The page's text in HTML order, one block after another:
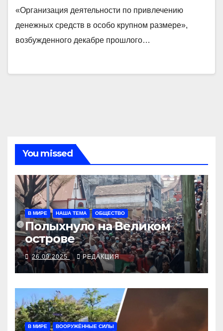
«Организация деятельности по привлечению
денежных средств в особо крупном размере»,
возбужденного декабре прошлого…
You missed
В МИРЕ НАША ТЕМА ОБЩЕСТВО
Полыхнуло на Великом
острове
26.09.2025 РЕДАКЦИЯ
В МИРЕ ВООРУЖЁННЫЕ СИЛЫ